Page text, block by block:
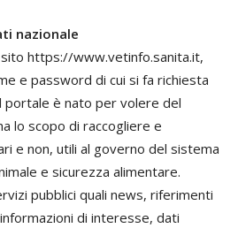
nazionale
https://www.vetinfo.sanita.it,
e password di cui si fa richiesta
è nato per volere del
lo scopo di raccogliere e
e non, utili al governo del sistema
e sicurezza alimentare.
pubblici quali news, riferimenti
di interesse, dati